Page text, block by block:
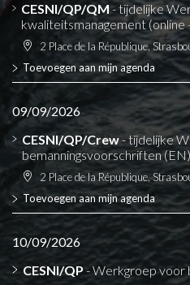
CESNI/QP/QM- tijdelijke
kwaliteitsmanagement (online
2 Place de la République,
Toevoegen aan mijn agenda
09/09/2026
CESNI/QP/Crew- tijdelijke
bemanningsvoorschriften (EN)
2 Place de la République,
Toevoegen aan mijn agenda
10/09/2026
CESNI/QP- Werkgroep voor